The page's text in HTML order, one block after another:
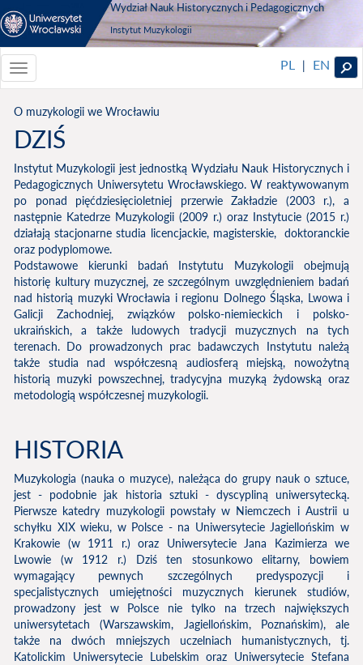
Wydział Nauk Historycznych i Pedagogicznych
Instytut Muzykologii
Toggle
navigationToggle
PL | EN
O muzykologii we Wrocławiu
DZIŚ
Instytut Muzykologii jest jednostką Wydziału Nauk Historycznych i
Pedagogicznych Uniwersytetu Wrocławskiego. W reaktywowanym
po ponad pięćdziesięcioletniej przerwie Zakładzie (2003 r.), a
następnie Katedrze Muzykologii (2009 r.) oraz Instytucie (2015 r.)
działają stacjonarne studia licencjackie, magisterskie, doktoranckie
oraz podyplomowe.
Podstawowe kierunki badań Instytutu Muzykologii obejmują
historię kultury muzycznej, ze szczególnym uwzględnieniem badań
nad historią muzyki Wrocławia i regionu Dolnego Śląska, Lwowa i
Galicji Zachodniej, związków polsko-niemieckich i polsko-
ukraińskich, a także ludowych tradycji muzycznych na tych
terenach. Do prowadzonych prac badawczych Instytutu należą
także studia nad współczesną audiosferą miejską, nowożytną
historią muzyki powszechnej, tradycyjna muzyką żydowską oraz
metodologią współczesnej muzykologii.
HISTORIA
Muzykologia (nauka o muzyce), należąca do grupy nauk o sztuce,
jest - podobnie jak historia sztuki - dyscypliną uniwersytecką.
Pierwsze katedry muzykologii powstały w Niemczech i Austrii u
schyłku XIX wieku, w Polsce - na Uniwersytecie Jagiellońskim w
Krakowie (w 1911 r.) oraz Uniwersytecie Jana Kazimierza we
Lwowie (w 1912 r.) Dziś ten stosunkowo elitarny, bowiem
wymagający pewnych szczególnych predyspozycji i
specjalistycznych umiejętności muzycznych kierunek studiów,
prowadzony jest w Polsce nie tylko na trzech największych
uniwersytetach (Warszawskim, Jagiellońskim, Poznańskim), ale
także na dwóch mniejszych uczelniach humanistycznych, tj.
Katolickim Uniwersytecie Lubelskim oraz Uniwersytecie Stefana